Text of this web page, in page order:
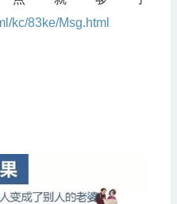
kc/83ke/Msg.html